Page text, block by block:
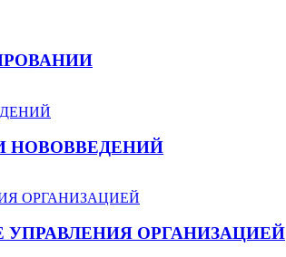
НОВОВВЕДЕНИЙ
ОРГАНИЗАЦИЕЙ